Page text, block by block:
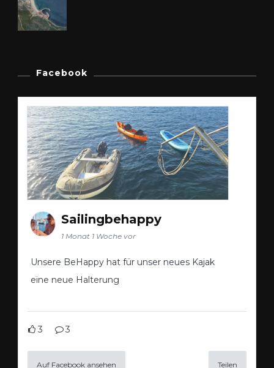
Facebook
Sailingbehappy
1 Monat 1 Woche vor
Unsere BeHappy hat für unser neues Kajak
eine neue Halterung
3 3
Auf Facebook ansehen Teilen